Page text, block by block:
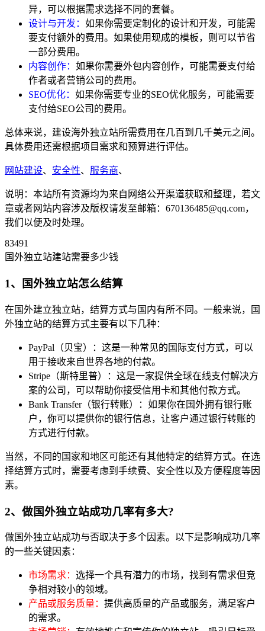
异，可以根据需求选择不同的套餐。
设计与开发： 如果你需要定制化的设计和开发，可能需
要支付额外的费用。如果使用现成的模板，则可以节省
一部分费用。
内容创作： 如果你需要外包内容创作，可能需要支付给
作者或者营销公司的费用。
SEO优化： 如果你需要专业的SEO优化服务，可能需要
支付给SEO公司的费用。
总体来说，建设海外独立站所需费用在几百到几千美元之间。
具体费用还需根据项目需求和预算进行评估。
网站建设、 安全性、 服务商、
说明：本站所有资源均为来自网络公开渠道获取和整理，若文
章或者网站内容涉及版权请发至邮箱：670136485@qq.com，
我们以便及时处理。
83491
国外独立站建站需要多少钱
1、国外独立站怎么结算
在国外建立独立站，结算方式与国内有所不同。一般来说，国
外独立站的结算方式主要有以下几种：
PayPal（贝宝）：这是一种常见的国际支付方式，可以
用于接收来自世界各地的付款。
Stripe（斯特里普）：这是一家提供全球在线支付解决方
案的公司，可以帮助你接受信用卡和其他付款方式。
Bank Transfer（银行转账）：如果你在国外拥有银行账
户，你可以提供你的银行信息，让客户通过银行转账的
方式进行付款。
当然，不同的国家和地区可能还有其他特定的结算方式。在选
择结算方式时，需要考虑到手续费、安全性以及方便程度等因
素。
2、做国外独立站成功几率有多大?
做国外独立站成功与否取决于多个因素。以下是影响成功几率
的一些关键因素：
市场需求： 选择一个具有潜力的市场，找到有需求但竞
争相对较小的领域。
产品或服务质量： 提供高质量的产品或服务，满足客户
的需求。